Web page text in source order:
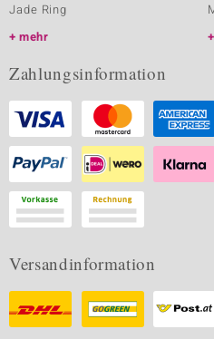
Jade Ring
mehr
Zahlungsinformation
Versandinformation